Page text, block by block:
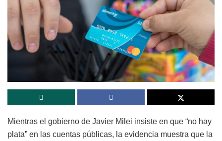
Mientras el gobierno de Javier Milei insiste en que “no hay
plata” en las cuentas públicas, la evidencia muestra que la